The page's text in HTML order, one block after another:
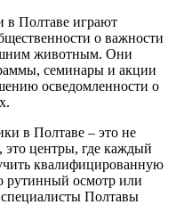
в Полтаве играют
о важности
животным. Они
семинары и акции
осведомленности о
в Полтаве – это не
это центры, где каждый
квалифицированную
рутинный осмотр или
Полтавы